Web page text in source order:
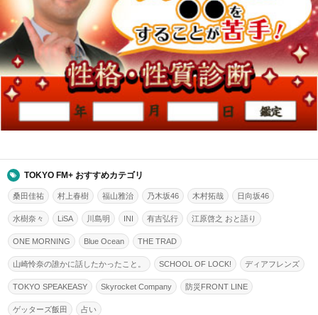
TOKYO FM+ おすすめカテゴリ
桑田佳祐 村上春樹 福山雅治 乃木坂46 木村拓哉 日向坂46
水樹奈々 LiSA 川島明 INI 有吉弘行 江原啓之 おと語り
ONE MORNING Blue Ocean THE TRAD
山崎怜奈の誰かに話したかったこと。 SCHOOL OF LOCK! ディアフレンズ
TOKYO SPEAKEASY Skyrocket Company 防災FRONT LINE
ゲッターズ飯田 占い